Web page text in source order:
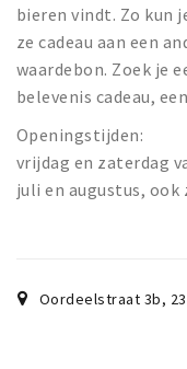
bieren vindt. Zo kun
ze cadeau aan een
waardebon. Zoek je
belevenis cadeau,
Openingstijden:
vrijdag en zaterdag
juli en augustus, ook
Oordeelstraat 3b,